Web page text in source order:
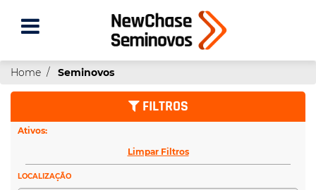
Home Seminovos
FILTROS
Ativos:
Limpar Filtros
LOCALIZAÇÃO